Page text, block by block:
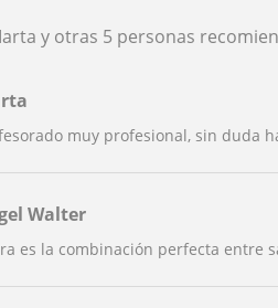
y otras 5 personas
muy profesional, sin duda
Walter
es la combinación perfecta entre